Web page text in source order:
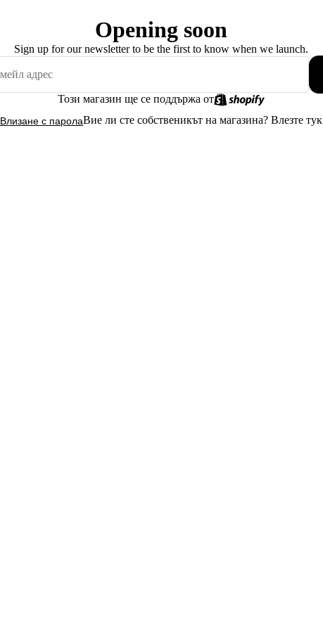
Opening soon
Sign up for our newsletter to be the first to know when we launch.
Този магазин ще се поддържа от
Влизане с паролаВие ли сте собственикът на магазина? Влезте тук